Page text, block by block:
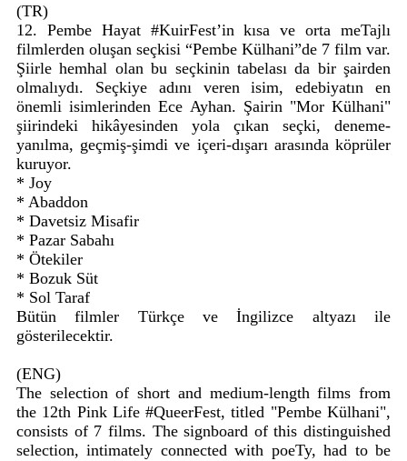
(TR)
12. Pembe Hayat #KuirFest’in kısa ve orta meTajlı
filmlerden oluşan seçkisi “Pembe Külhani”de 7 film var.
Şiirle hemhal olan bu seçkinin tabelası da bir şairden
olmalıydı. Seçkiye adını veren isim, edebiyatın en
önemli isimlerinden Ece Ayhan. Şairin "Mor Külhani"
şiirindeki hikâyesinden yola çıkan seçki, deneme-
yanılma, geçmiş-şimdi ve içeri-dışarı arasında köprüler
kuruyor.
* Joy
* Abaddon
* Davetsiz Misafir
* Pazar Sabahı
* Ötekiler
* Bozuk Süt
* Sol Taraf
Bütün filmler Türkçe ve İngilizce altyazı ile
gösterilecektir.
(ENG)
The selection of short and medium-length films from
the 12th Pink Life #QueerFest, titled "Pembe Külhani",
consists of 7 films. The signboard of this distinguished
selection, intimately connected with poeTy, had to be